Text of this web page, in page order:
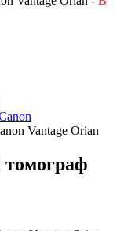
Vantage Orian